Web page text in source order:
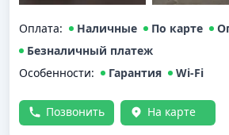
Оплата: Наличные По карте
Безналичный платеж
Особенности:
Гарантия Wi-Fi
Позвонить На карте